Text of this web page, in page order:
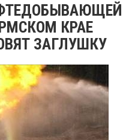
КРАЕ
ЗАГЛУШКУ